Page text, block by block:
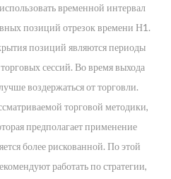
временной интервал
позиций отрезок времени Н1.
позиций являются периоды
сессий. Во время выхода
воздержаться от торговли.
торговой методики,
предполагает применение
более рискованной. По этой
работать по стратегии,